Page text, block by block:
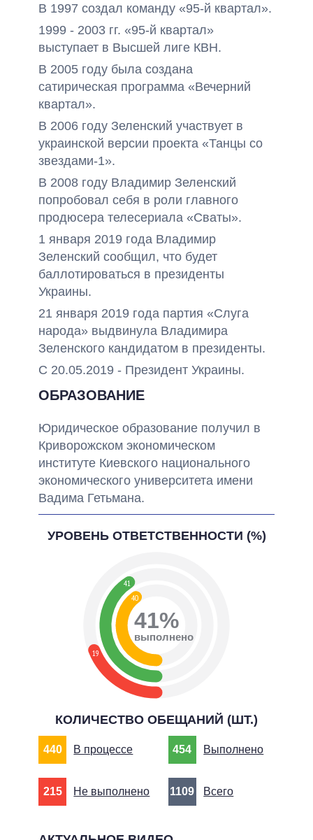
В 1997 создал команду «95-й квартал».
1999 - 2003 гг. «95-й квартал»
выступает в Высшей лиге КВН.
В 2005 году была создана
сатирическая программа «Вечерний
квартал».
В 2006 году Зеленский участвует в
украинской версии проекта «Танцы со
звездами-1».
В 2008 году Владимир Зеленский
попробовал себя в роли главного
продюсера телесериала «Сваты».
1 января 2019 года Владимир
Зеленский сообщил, что будет
баллотироваться в президенты
Украины.
21 января 2019 года партия «Слуга
народа» выдвинула Владимира
Зеленского кандидатом в президенты.
С 20.05.2019 - Президент Украины.
ОБРАЗОВАНИЕ
Юридическое образование получил в
Криворожском экономическом
институте Киевского национального
экономического университета имени
Вадима Гетьмана.
УРОВЕНЬ ОТВЕТСТВЕННОСТИ (%)
19
41
40
41%
выполнено
КОЛИЧЕСТВО ОБЕЩАНИЙ (ШТ.)
440 В процессе 454 Выполнено
215 Не выполнено 1109 Всего